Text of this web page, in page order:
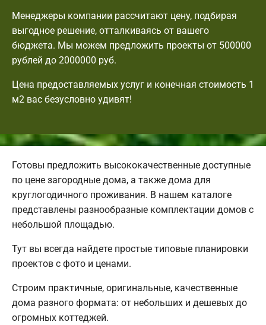
Менеджеры компании рассчитают цену, подбирая
выгодное решение, отталкиваясь от вашего
бюджета. Мы можем предложить проекты от 500000
рублей до 2000000 руб.
Цена предоставляемых услуг и конечная стоимость 1
м2 вас безусловно удивят!
Готовы предложить высококачественные доступные
по цене загородные дома, а также дома для
круглогодичного проживания. В нашем каталоге
представлены разнообразные комплектации домов с
небольшой площадью.
Тут вы всегда найдете простые типовые планировки
проектов с фото и ценами.
Строим практичные, оригинальные, качественные
дома разного формата: от небольших и дешевых до
огромных коттеджей.